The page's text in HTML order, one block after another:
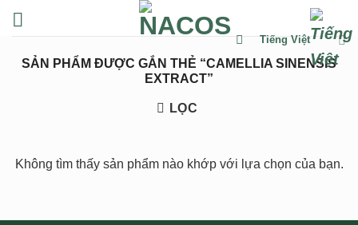
đến
dung
Tiếng Việt
SẢN PHẨM ĐƯỢC GẮN THẺ “CAMELLIA SINENSIS
EXTRACT”
LỌC
Không tìm thấy sản phẩm nào khớp với lựa chọn của bạn.